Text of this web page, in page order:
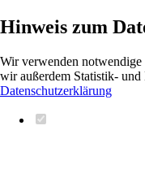
Hinweis zum
Wir verwenden
wir außerdem Statistik-
Datenschutzerklärung